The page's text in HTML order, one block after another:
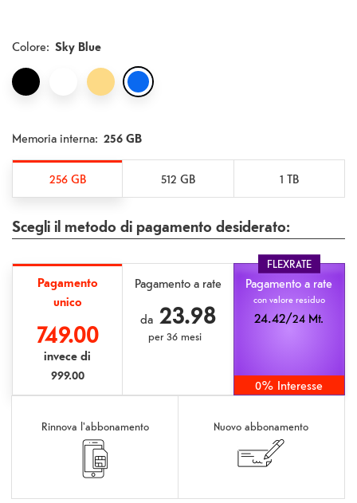
Colore: Sky Blue
Memoria interna: 256 GB
256 GB 512 GB 1 TB
Scegli il metodo di pagamento desiderato:
Pagamento
unico
749.00
invece di
999.00
Pagamento a rate
da23.98
per36 mesi
FLEXRATE
Pagamento a rate
con valore residuo
24.42/24 Mt.
0% Interesse
Rinnova l'abbonamento Nuovo abbonamento